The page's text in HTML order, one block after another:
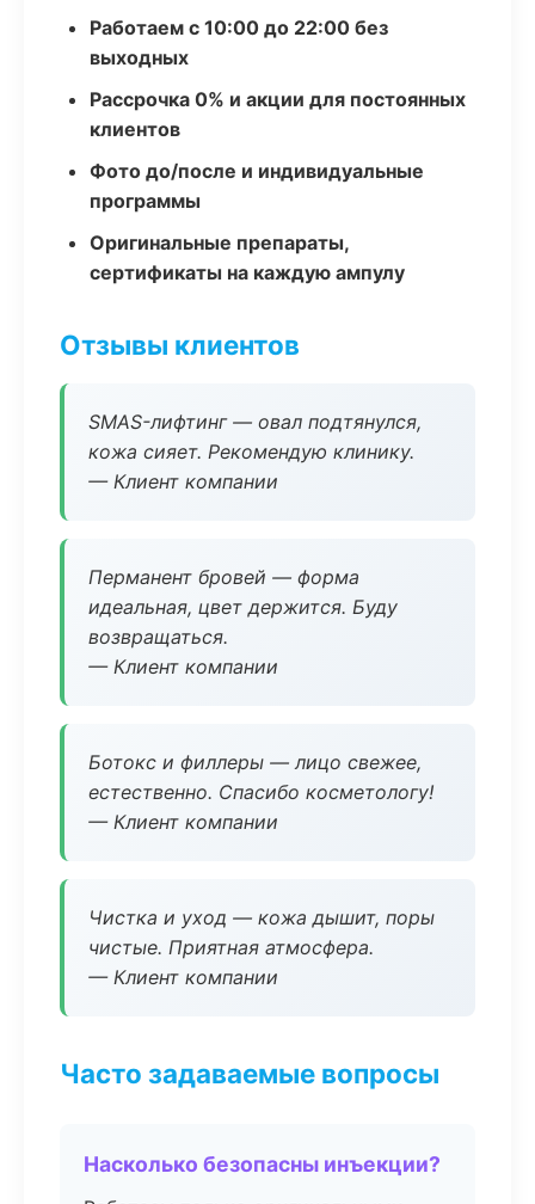
Работаем с 10:00 до 22:00 без
выходных
Рассрочка 0% и акции для постоянных
клиентов
Фото до/после и индивидуальные
программы
Оригинальные препараты,
сертификаты на каждую ампулу
Отзывы клиентов
SMAS-лифтинг — овал подтянулся,
кожа сияет. Рекомендую клинику.
— Клиент компании
Перманент бровей — форма
идеальная, цвет держится. Буду
возвращаться.
— Клиент компании
Ботокс и филлеры — лицо свежее,
естественно. Спасибо косметологу!
— Клиент компании
Чистка и уход — кожа дышит, поры
чистые. Приятная атмосфера.
— Клиент компании
Часто задаваемые вопросы
Насколько безопасны инъекции?